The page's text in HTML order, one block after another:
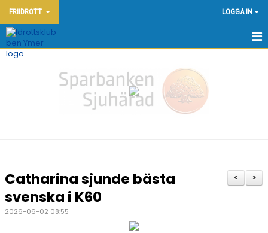
FRIIDROTT LOGGA IN
HEM - FRIIDROTT
DOKUMENT
FRIIDROTTSSKOLAN
>
<
Catharina sjunde bästa
svenska i K60
2026-06-02 08:55